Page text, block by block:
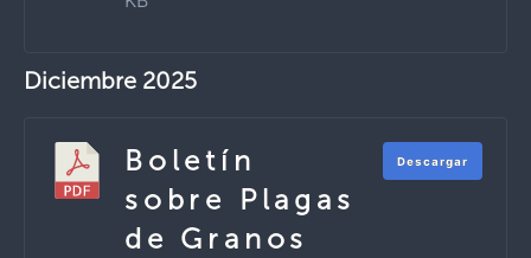
Diciembre 2025
Boletín
sobre Plagas
de Granos
Descargar